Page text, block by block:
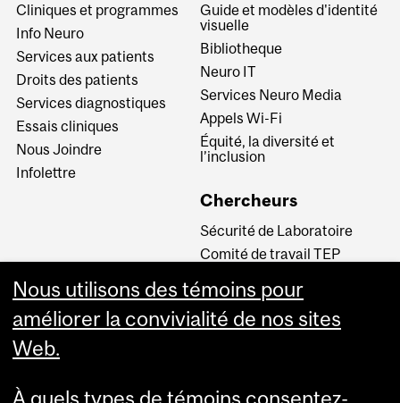
Cliniques et programmes
Info Neuro
Services aux patients
Droits des patients
Services diagnostiques
Essais cliniques
Nous Joindre
Infolettre
Guide et modèles d'identité
visuelle
Bibliotheque
Neuro IT
Services Neuro Media
Appels Wi-Fi
Équité, la diversité et
l’inclusion
Chercheurs
Sécurité de Laboratoire
Comité de travail TEP
Comité d’éthique de la
recherche du CUSM
Nous utilisons des témoins pour
améliorer la convivialité de nos sites
Web.
À quels types de témoins consentez-